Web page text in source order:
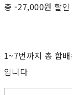
총 -27,000원 할인
1~7번까지 총 합
입니다